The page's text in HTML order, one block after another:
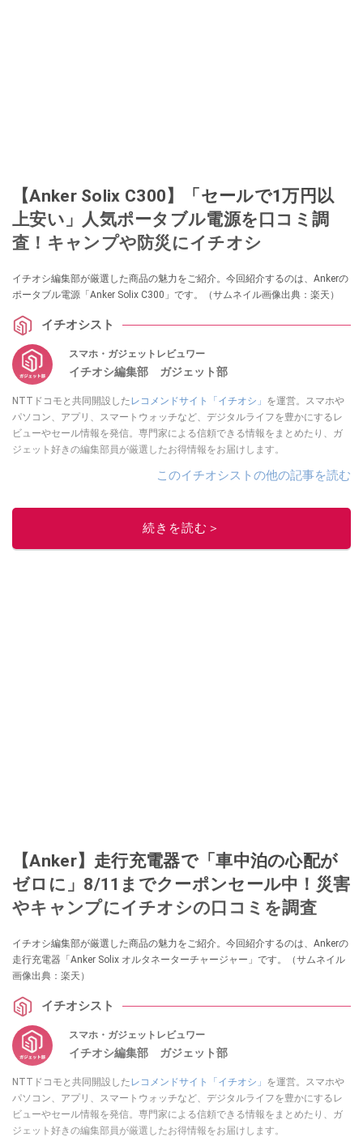
【Anker Solix C300】「セールで1万円以
上安い」人気ポータブル電源を口コミ調
査！キャンプや防災にイチオシ
イチオシ編集部が厳選した商品の魅力をご紹介。今回紹介するのは、Ankerの
ポータブル電源「Anker Solix C300」です。（サムネイル画像出典：楽天）
イチオシスト
スマホ・ガジェットレビュワー
イチオシ編集部 ガジェット部
NTTドコモと共同開設したレコメンドサイト「イチオシ」 を運営。スマホや
パソコン、アプリ、スマートウォッチなど、デジタルライフを豊かにするレ
ビューやセール情報を発信。専門家による信頼できる情報をまとめたり、ガ
ジェット好きの編集部員が厳選したお得情報をお届けします。
このイチオシストの他の記事を読む
続きを読む＞
【Anker】走行充電器で「車中泊の心配が
ゼロに」8/11までクーポンセール中！災害
やキャンプにイチオシの口コミを調査
イチオシ編集部が厳選した商品の魅力をご紹介。今回紹介するのは、Ankerの
走行充電器「Anker Solix オルタネーターチャージャー」です。（サムネイル
画像出典：楽天）
イチオシスト
スマホ・ガジェットレビュワー
イチオシ編集部 ガジェット部
NTTドコモと共同開設した レコメンドサイト「イチオシ」 を運営。スマホや
パソコン、アプリ、スマートウォッチなど、デジタルライフを豊かにするレ
ビューやセール情報を発信。専門家による信頼できる情報をまとめたり、ガ
ジェット好きの編集部員が厳選したお得情報をお届けします。